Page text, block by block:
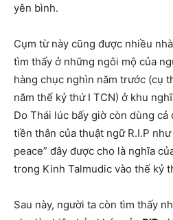
yên bình.
Cụm từ này cũng được nhiều
tìm thấy ở những ngôi mộ của
hàng chục nghìn năm trước (cụ
năm thế kỷ thứ I TCN) ở khu
Do Thái lúc bấy giờ còn dùng
tiền thân của thuật ngữ R.I.P
peace” đây được cho là nghĩa
trong Kinh Talmudic vào thế kỷ
Sau này, người ta còn tìm thấy